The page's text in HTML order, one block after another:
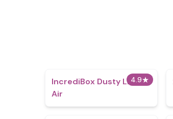
4.9★
IncrediBox Dusty Like
Air